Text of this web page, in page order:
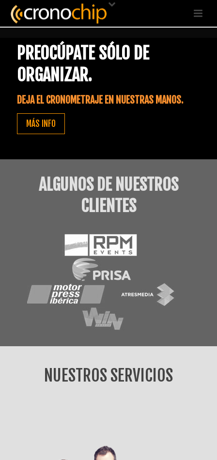
PREOCÚPATE SÓLO DE
ORGANIZAR.
DEJA EL CRONOMETRAJE EN NUESTRAS MANOS.
MÁS INFO
ALGUNOS DE NUESTROS
CLIENTES
NUESTROS SERVICIOS